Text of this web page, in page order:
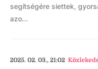
segítségére siettek,
azo...
2025. 02. 03., 21:02